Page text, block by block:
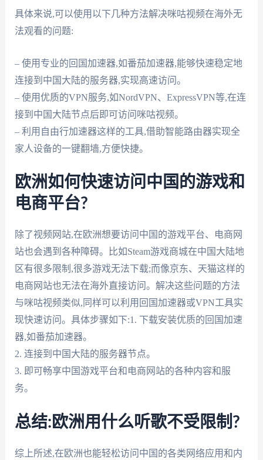
具体来说,可以使用以下几种方法解决咪咕视频在海外无
法观看的问题:
– 使用专业的回国加速器,如番茄加速器,能够快速稳定地
连接到中国大陆的服务器,实现高速访问。
– 使用优质的VPN服务,如NordVPN、ExpressVPN等,在连
接到中国大陆节点后即可访问咪咕视频。
– 利用自由行加速器这样的工具,借助智能路由器实现全
家人设备的一键翻墙,方便快捷。
欧洲如何快速访问中国的游戏和
电商平台?
除了视频网站,在欧洲想要访问中国的游戏平台、电商网
站也会遇到各种障碍。比如Steam游戏商城在中国大陆地
区有很多限制,很多游戏无法下载;而像京东、天猫这样的
电商网站也无法在海外直接访问。解决这些问题的方法
与咪咕视频类似,同样可以利用回国加速器或VPN工具实
现快速访问。具体步骤如下:1. 下载安装优质的回国加速
器,如番茄加速器。
2. 连接到中国大陆的服务器节点。
3. 即可畅享中国游戏平台和电商网站的各种内容和服
务。
总结:欧洲用什么听歌不受限制?
综上所述,在欧洲也能轻松访问中国的各类网络应用和内